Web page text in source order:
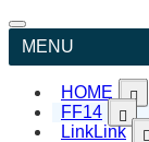
MENU
HOME
FF14
LinkLink